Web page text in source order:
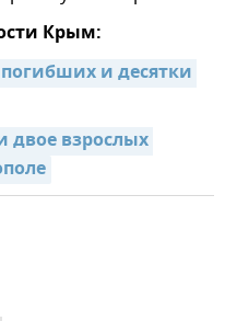
Крым:
и десятки
двое взрослых